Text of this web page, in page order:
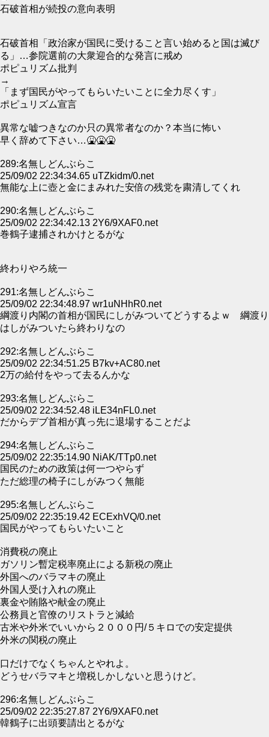
石破首相が続投の意向表明
石破首相「政治家が国民に受けること言い始めると国は滅び
る」…参院選前の大衆迎合的な発言に戒め
ポピュリズム批判
→
「まず国民がやってもらいたいことに全力尽くす」
ポピュリズム宣言
異常な嘘つきなのか只の異常者なのか？本当に怖い
早く辞めて下さい…🤮🤮🤮
289:名無しどんぶらこ
25/09/02 22:34:34.65 uTZkidm/0.net
無能な上に壺と金にまみれた安倍の残党を粛清してくれ
290:名無しどんぶらこ
25/09/02 22:34:42.13 2Y6/9XAF0.net
巻鶴子逮捕されかけとるがな
終わりやろ統一
291:名無しどんぶらこ
25/09/02 22:34:48.97 wr1uNHhR0.net
綱渡り内閣の首相が国民にしがみついてどうするよｗ 綱渡り
はしがみついたら終わりなの
292:名無しどんぶらこ
25/09/02 22:34:51.25 B7kv+AC80.net
2万の給付をやって去るんかな
293:名無しどんぶらこ
25/09/02 22:34:52.48 iLE34nFL0.net
だからデブ首相が真っ先に退場することだよ
294:名無しどんぶらこ
25/09/02 22:35:14.90 NiAK/TTp0.net
国民のための政策は何一つやらず
ただ総理の椅子にしがみつく無能
295:名無しどんぶらこ
25/09/02 22:35:19.42 ECExhVQ/0.net
国民がやってもらいたいこと
消費税の廃止
ガソリン暫定税率廃止による新税の廃止
外国へのバラマキの廃止
外国人受け入れの廃止
裏金や賄賂や献金の廃止
公務員と官僚のリストラと減給
古米や外米でいいから２０００円/５キロでの安定提供
外米の関税の廃止
口だけでなくちゃんとやれよ。
どうせバラマキと増税しかしないと思うけど。
296:名無しどんぶらこ
25/09/02 22:35:27.87 2Y6/9XAF0.net
韓鶴子に出頭要請出とるがな